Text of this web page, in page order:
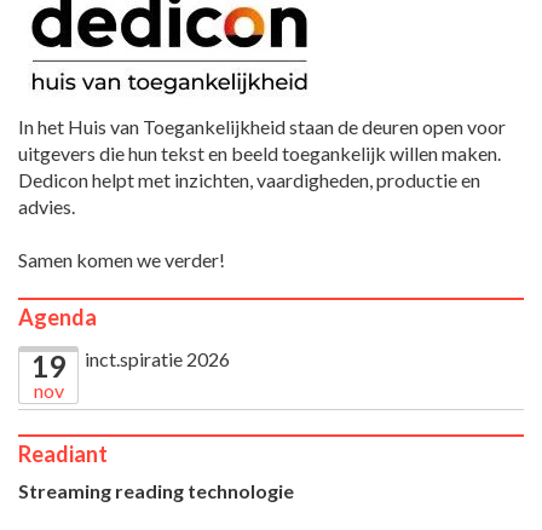
In het Huis van Toegankelijkheid staan de deuren open voor
uitgevers die hun tekst en beeld toegankelijk willen maken.
Dedicon helpt met inzichten, vaardigheden, productie en
advies.
Samen komen we verder!
Agenda
19
nov
inct.spiratie 2026
Readiant
Streaming reading technologie